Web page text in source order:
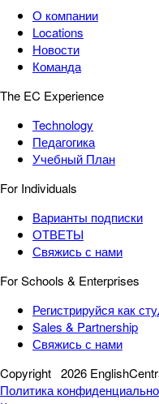
О компании
Locations
Новости
Команда
The EC Experience
Technology
Педагогика
Учебный План
For Individuals
Варианты подписки
ОТВЕТЫ
Свяжись с нами
For Schools & Enterprises
Регистрируйся как
Sales & Partnership
Свяжись с нами
Copyright 2026
Политика